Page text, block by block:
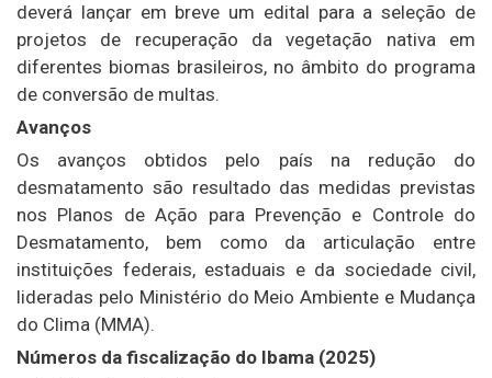
deverá lançar em breve um edital para a seleção de
projetos de recuperação da vegetação nativa em
diferentes biomas brasileiros, no âmbito do programa
de conversão de multas.
Avanços
Os avanços obtidos pelo país na redução do
desmatamento são resultado das medidas previstas
nos Planos de Ação para Prevenção e Controle do
Desmatamento, bem como da articulação entre
instituições federais, estaduais e da sociedade civil,
lideradas pelo Ministério do Meio Ambiente e Mudança
do Clima (MMA).
Números da fiscalização do Ibama (2025)